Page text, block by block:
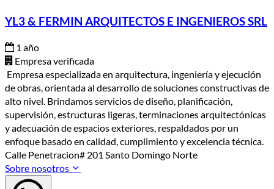
YL3 & FERMIN ARQUITECTOS E INGENIEROS SRL
1 año
Empresa verificada
Empresa especializada en arquitectura, ingeniería y ejecución
de obras, orientada al desarrollo de soluciones constructivas de
alto nivel. Brindamos servicios de diseño, planificación,
supervisión, estructuras ligeras, terminaciones arquitectónicas
y adecuación de espacios exteriores, respaldados por un
enfoque basado en calidad, cumplimiento y excelencia técnica.
Calle Penetracion# 201 Santo Domingo Norte
Sobre nosotros